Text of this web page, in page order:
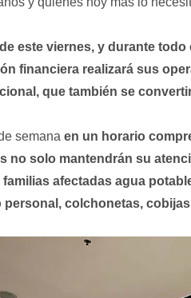
este viernes, y durante
financiera realizará sus
que también se
semana en un horario
no solo mantendrán su
familias afectadas agua
personal, colchonetas,